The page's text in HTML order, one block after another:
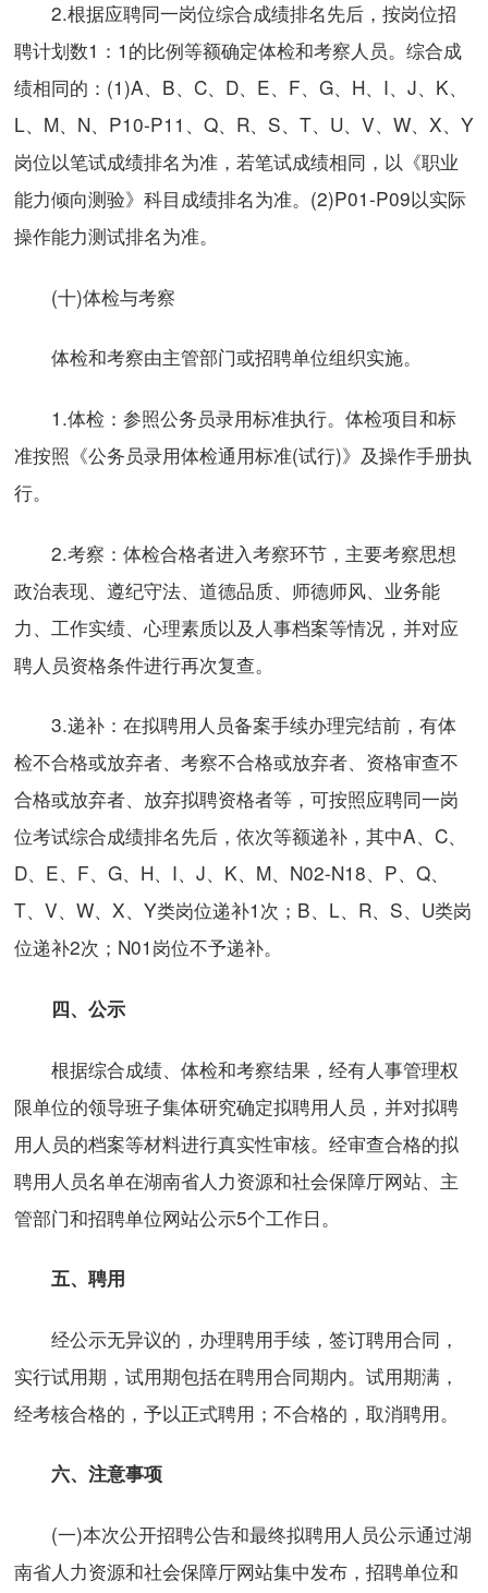
2.根据应聘同一岗位综合成绩排名先后，按岗位招
聘计划数1：1的比例等额确定体检和考察人员。综合成
绩相同的：(1)A、B、C、D、E、F、G、H、I、J、K、
L、M、N、P10-P11、Q、R、S、T、U、V、W、X、Y
岗位以笔试成绩排名为准，若笔试成绩相同，以《职业
能力倾向测验》科目成绩排名为准。(2)P01-P09以实际
操作能力测试排名为准。
(十)体检与考察
体检和考察由主管部门或招聘单位组织实施。
1.体检：参照公务员录用标准执行。体检项目和标
准按照《公务员录用体检通用标准(试行)》及操作手册执
行。
2.考察：体检合格者进入考察环节，主要考察思想
政治表现、遵纪守法、道德品质、师德师风、业务能
力、工作实绩、心理素质以及人事档案等情况，并对应
聘人员资格条件进行再次复查。
3.递补：在拟聘用人员备案手续办理完结前，有体
检不合格或放弃者、考察不合格或放弃者、资格审查不
合格或放弃者、放弃拟聘资格者等，可按照应聘同一岗
位考试综合成绩排名先后，依次等额递补，其中A、C、
D、E、F、G、H、I、J、K、M、N02-N18、P、Q、
T、V、W、X、Y类岗位递补1次；B、L、R、S、U类岗
位递补2次；N01岗位不予递补。
四、公示
根据综合成绩、体检和考察结果，经有人事管理权
限单位的领导班子集体研究确定拟聘用人员，并对拟聘
用人员的档案等材料进行真实性审核。经审查合格的拟
聘用人员名单在湖南省人力资源和社会保障厅网站、主
管部门和招聘单位网站公示5个工作日。
五、聘用
经公示无异议的，办理聘用手续，签订聘用合同，
实行试用期，试用期包括在聘用合同期内。试用期满，
经考核合格的，予以正式聘用；不合格的，取消聘用。
六、注意事项
(一)本次公开招聘公告和最终拟聘用人员公示通过湖
南省人力资源和社会保障厅网站集中发布，招聘单位和